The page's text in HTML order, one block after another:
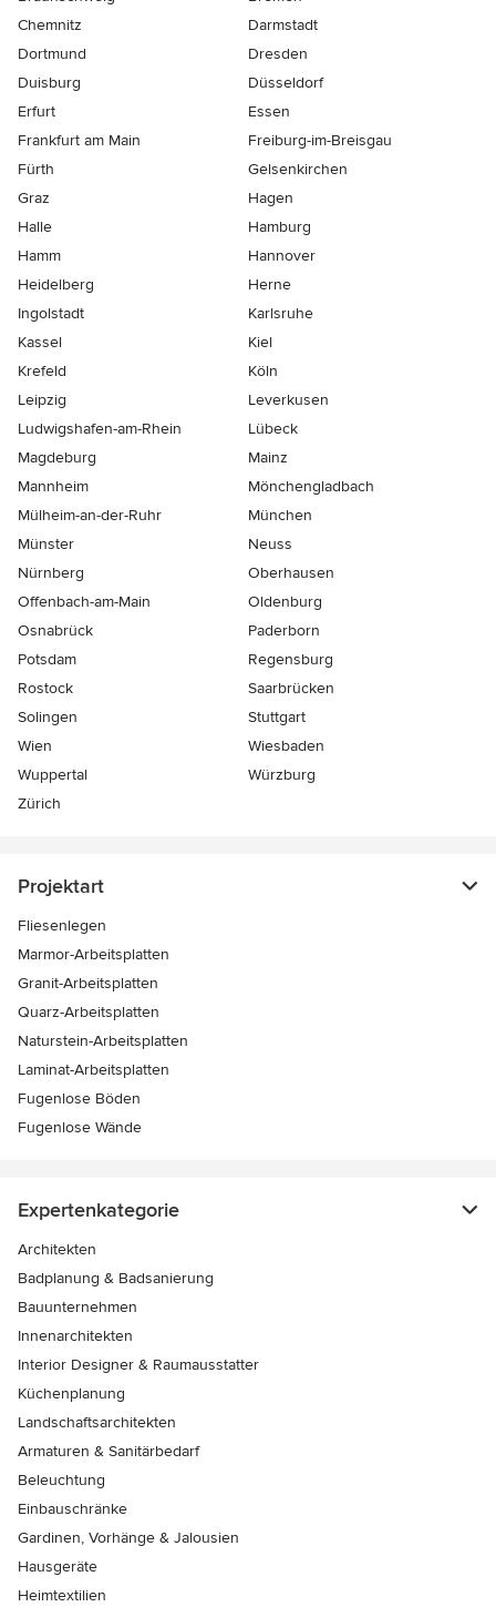
Chemnitz
Darmstadt
Dortmund
Dresden
Duisburg
Düsseldorf
Erfurt
Essen
Frankfurt am Main
Freiburg-im-Breisgau
Fürth
Gelsenkirchen
Graz
Hagen
Halle
Hamburg
Hamm
Hannover
Heidelberg
Herne
Ingolstadt
Karlsruhe
Kassel
Kiel
Krefeld
Köln
Leipzig
Leverkusen
Ludwigshafen-am-Rhein
Lübeck
Magdeburg
Mainz
Mannheim
Mönchen­gladbach
Mülheim-an-der-Ruhr
München
Münster
Neuss
Nürnberg
Oberhausen
Offenbach-am-Main
Oldenburg
Osnabrück
Paderborn
Potsdam
Regensburg
Rostock
Saarbrücken
Solingen
Stuttgart
Wien
Wiesbaden
Wuppertal
Würzburg
Zürich
Projektart
Fliesenlegen
Marmor-Arbeitsplatten
Granit-Arbeitsplatten
Quarz-Arbeitsplatten
Naturstein-Arbeitsplatten
Laminat-Arbeitsplatten
Fugenlose Böden
Fugenlose Wände
Expertenkategorie
Architekten
Badplanung & Badsanierung
Bauunternehmen
Innenarchitekten
Interior Designer & Raumausstatter
Küchenplanung
Landschaftsarchitekten
Armaturen & Sanitärbedarf
Beleuchtung
Einbauschränke
Gardinen, Vorhänge & Jalousien
Hausgeräte
Heimtextilien